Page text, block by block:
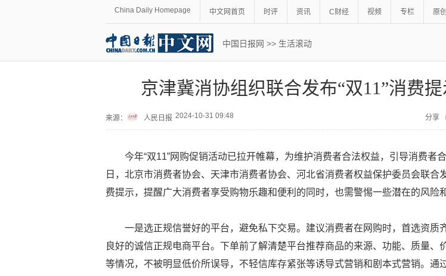
China Daily Homepage 中文网首页 时评 资讯 C财经 视频 专栏 原创
中国日报网 >> 生活滚动
京津冀消协组织联合发布“双11”消费
来源： 人民日报 2024-10-31 09:48 分享
今年“双11”网购促销活动已拉开帷幕，为维护消费者合法权益，引导消费者
日，北京市消费者协会、天津市消费者协会、河北省消费者权益保护委员会联合
费提示，提醒广大消费者享受购物乐趣和便利的同时，也需警惕一些潜在的风险
一是选正规信誉好的平台，避免私下交易。建议消费者在网购时，首选资质
良好的诚信正规电商平台。下单前了解清楚平台推荐商品的来源、功能、质量、
等情况，不被明显低价所误导，不轻信库存紧张等诱导式营销和剧本式营销。通